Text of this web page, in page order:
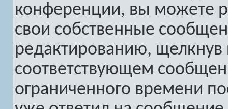
конференции, вы можете
свои собственные
редактированию,
соответствующем
ограниченного времени